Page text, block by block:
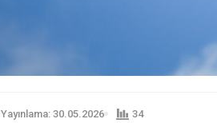
Yayınlama: 30.05.2026 34